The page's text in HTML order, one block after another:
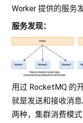
Worker 提供的服务
服务发现：
用过 RocketMQ 的
就是发送和接收消
两种，集群消费模